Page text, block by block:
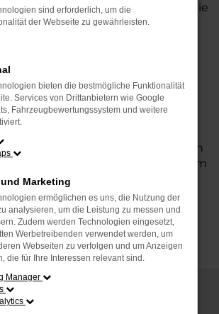
in die Welt der Autos und lassen Sie
Blog mit aktuellen Trends,
Testberichten und exklusiven
begeistern. Als etablierter
in der Fahrzeugwelt bieten wir
Informationen, praxisnahe Tipps
Inhalte rund um Ihr
oder spannende Geschichten
– bei uns bleiben Sie stets auf dem
Laufenden.
Alle News Magazin
sind erforderlich, um die
der Webseite zu gewährleisten.
bieten die bestmögliche Funktionalität
Services von Drittanbietern wie Google
Fahrzeugbewertungssystem und weitere
Marketing
ermöglichen es uns, die Nutzung der
analysieren, um die Leistung zu messen und
Zudem werden Technologien eingesetzt,
Werbetreibenden verwendet werden, um
Webseiten zu verfolgen und um Anzeigen
die für Ihre Interessen relevant sind.
Manager